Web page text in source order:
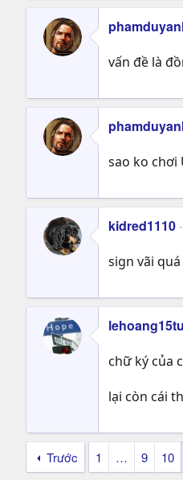
vấn đề là
sao ko chơi
kidred1110
sign vãi
chữ ký của
lại còn cái
Trước 1 … 9 10